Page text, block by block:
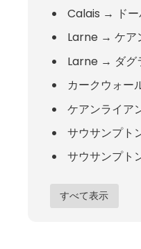
Calais → ド
Larne → ケア
Larne → ダグ
カークウォー
ケアンライア
サウサンプト
サウサンプト
すべて表示